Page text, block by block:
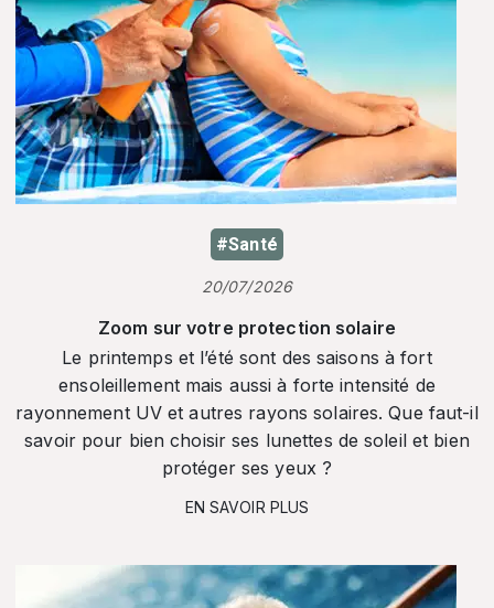
#Santé
20/07/2026
Zoom sur votre protection solaire
Le printemps et l’été sont des saisons à fort
ensoleillement mais aussi à forte intensité de
rayonnement UV et autres rayons solaires. Que faut-il
savoir pour bien choisir ses lunettes de soleil et bien
protéger ses yeux ?
EN SAVOIR PLUS